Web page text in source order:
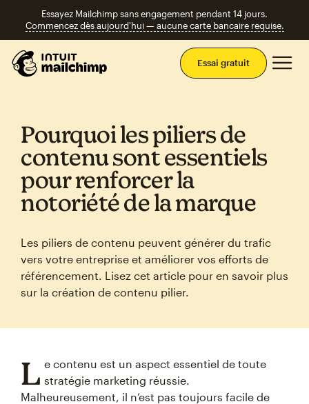
Essayez Mailchimp sans engagement pendant 14 jours.
Commencez dès aujourd'hui — aucune carte bancaire requise.
Essai gratuit
Pourquoi les piliers de
contenu sont essentiels
pour renforcer la
notoriété de la marque
Les piliers de contenu peuvent générer du trafic
vers votre entreprise et améliorer vos efforts de
référencement. Lisez cet article pour en savoir plus
sur la création de contenu pilier.
L e contenu est un aspect essentiel de toute
stratégie marketing réussie.
Malheureusement, il n’est pas toujours facile de